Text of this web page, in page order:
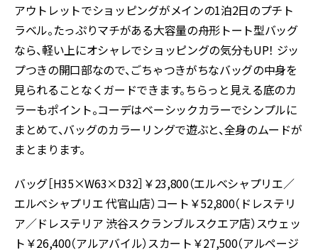
アウトレットでショッピングがメインの1泊2日のプチト
ラベル。たっぷりマチがある大容量の舟形トート型バッグ
なら、軽い上にオシャレでショッピングの気分もUP！ ジッ
プつきの開口部なので、ごちゃつきがちなバッグの中身を
見られることなくガードできます。ちらっと見える底のカ
ラーもポイント。コーデはベーシックカラーでシンプルに
まとめて、バッグのカラーリングで遊ぶと、全身のムードが
まとまります。
バッグ［H35×W63×D32］￥23,800（エルベシャプリエ／
エルベシャプリエ 代官山店）コート￥52,800（ドレステリ
ア／ドレステリア 渋谷スクランブルスクエア店）スウェッ
ト￥26,400（アルアバイル）スカート￥27,500（アルページ